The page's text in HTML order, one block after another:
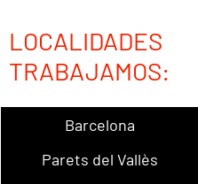
TRABAJAMOS:
Barcelona
Parets del Vallès